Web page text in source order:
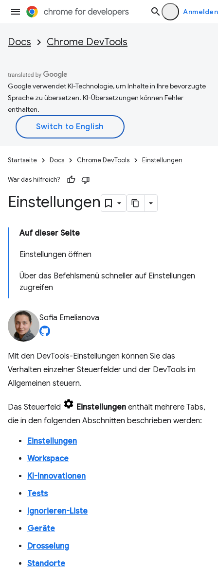
Anmelden
Docs Chrome DevTools
Google verwendet KI-Technologie, um Inhalte in Ihre bevorzugte
Sprache zu übersetzen. KI-Übersetzungen können Fehler
enthalten.
Startseite Docs Chrome DevTools Einstellungen
War das hilfreich?
Einstellungen
Auf dieser Seite
Einstellungen öffnen
Über das Befehlsmenü schneller auf Einstellungen
zugreifen
Sofia Emelianova
Mit den DevTools-Einstellungen können Sie das
Verhalten einzelner Steuerfelder und der DevTools im
Allgemeinen steuern.
Das Steuerfeld Einstellungen enthält mehrere Tabs,
die in den folgenden Abschnitten beschrieben werden:
Einstellungen
Workspace
KI-Innovationen
Tests
Ignorieren-Liste
Geräte
Drosselung
Standorte